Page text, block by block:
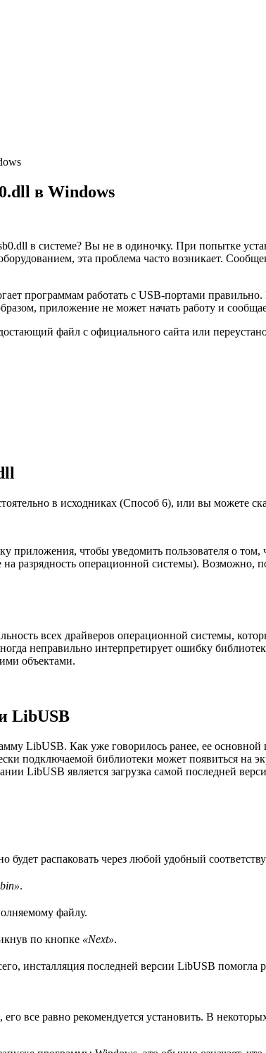
в Windows
в системе? Вы не в одиночку. При попытке
эта проблема часто возникает.
программам работать с USB-портами
приложение не может начать работу и
файл с официального сайта или
в исходниках (Способ 6), или вы можете
приложения, чтобы уведомить пользователя о
разрядность операционной системы). Возможно,
всех драйверов операционной системы,
неправильно интерпретирует ошибку
объектами.
LibUSB
LibUSB. Как уже говорилось ранее, ее
подключаемой библиотеки может появиться на
LibUSB является загрузка самой последней
будет распаковать через любой удобный
.
файлу.
по кнопке «Next».
инсталляция последней версии LibUSB
все равно рекомендуется установить. В